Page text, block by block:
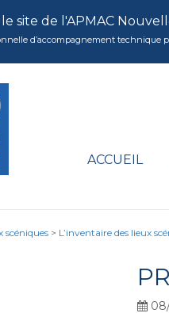
site de l'APMAC
d’accompagnement technique
ACCUEIL
scéniques > L’inventaire des lieux
08/